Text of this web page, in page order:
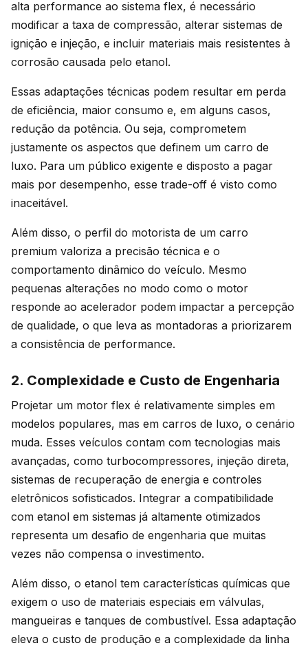
alta performance ao sistema flex, é necessário
modificar a taxa de compressão, alterar sistemas de
ignição e injeção, e incluir materiais mais resistentes à
corrosão causada pelo etanol.
Essas adaptações técnicas podem resultar em perda
de eficiência, maior consumo e, em alguns casos,
redução da potência. Ou seja, comprometem
justamente os aspectos que definem um carro de
luxo. Para um público exigente e disposto a pagar
mais por desempenho, esse trade-off é visto como
inaceitável.
Além disso, o perfil do motorista de um carro
premium valoriza a precisão técnica e o
comportamento dinâmico do veículo. Mesmo
pequenas alterações no modo como o motor
responde ao acelerador podem impactar a percepção
de qualidade, o que leva as montadoras a priorizarem
a consistência de performance.
2. Complexidade e Custo de Engenharia
Projetar um motor flex é relativamente simples em
modelos populares, mas em carros de luxo, o cenário
muda. Esses veículos contam com tecnologias mais
avançadas, como turbocompressores, injeção direta,
sistemas de recuperação de energia e controles
eletrônicos sofisticados. Integrar a compatibilidade
com etanol em sistemas já altamente otimizados
representa um desafio de engenharia que muitas
vezes não compensa o investimento.
Além disso, o etanol tem características químicas que
exigem o uso de materiais especiais em válvulas,
mangueiras e tanques de combustível. Essa adaptação
eleva o custo de produção e a complexidade da linha